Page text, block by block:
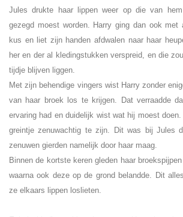
Jules drukte haar lippen weer op die van
gezegd moest worden. Harry ging dan ook
kus en liet zijn handen afdwalen naar haar
her en der al kledingstukken verspreid, en die
tijdje blijven liggen.
Met zijn behendige vingers wist Harry zonder
van haar broek los te krijgen. Dat verraadde
ervaring had en duidelijk wist wat hij moest
greintje zenuwachtig te zijn. Dit was bij Jules
zenuwen gierden namelijk door haar maag.
Binnen de kortste keren gleden haar
waarna ook deze op de grond belandde. Dit
ze elkaars lippen loslieten.